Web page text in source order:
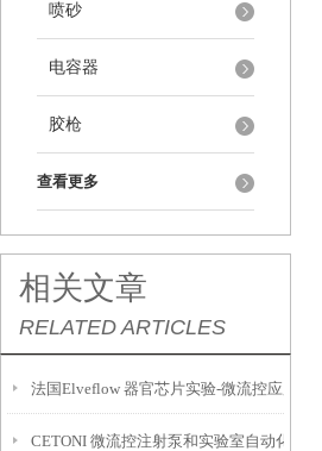
喷砂
电容器
胶枪
查看更多
相关文章
RELATED ARTICLES
法国Elveflow 器官芯片实验-微流控应用简介
CETONI 微流控注射泵和实验室自动化